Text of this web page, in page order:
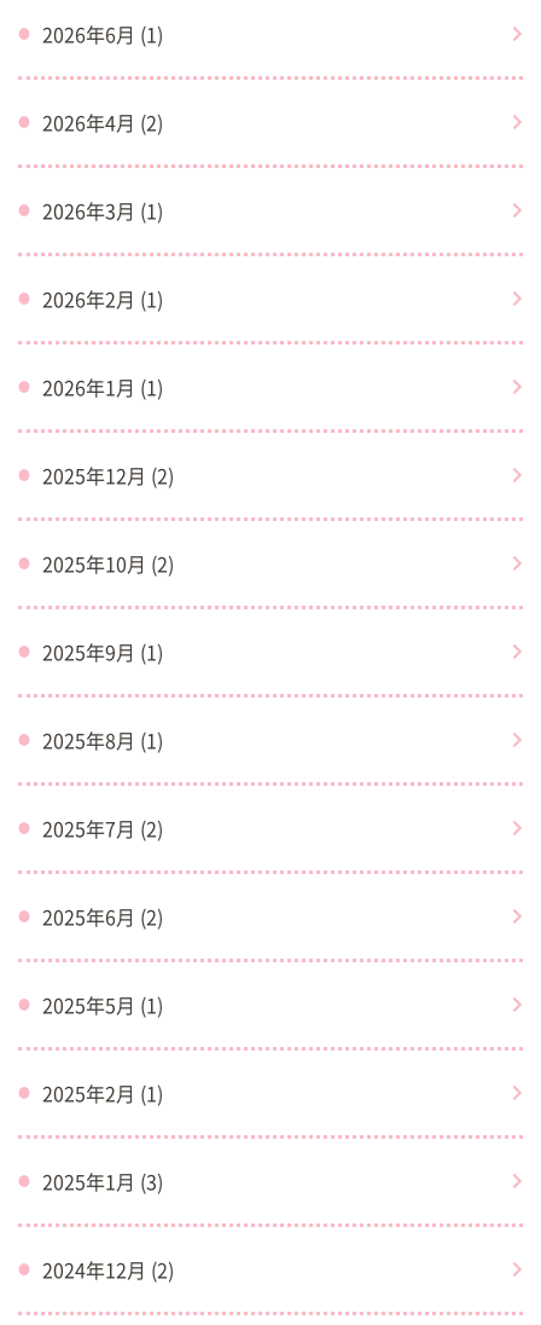
2026年6月 (1)
2026年4月 (2)
2026年3月 (1)
2026年2月 (1)
2026年1月 (1)
2025年12月 (2)
2025年10月 (2)
2025年9月 (1)
2025年8月 (1)
2025年7月 (2)
2025年6月 (2)
2025年5月 (1)
2025年2月 (1)
2025年1月 (3)
2024年12月 (2)